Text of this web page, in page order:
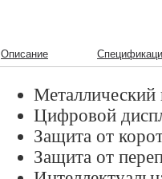
Описание
Металлический
Цифровой
Защита от
Защита от